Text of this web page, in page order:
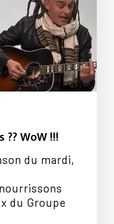
WoW !!!
du mardi,
du Groupe